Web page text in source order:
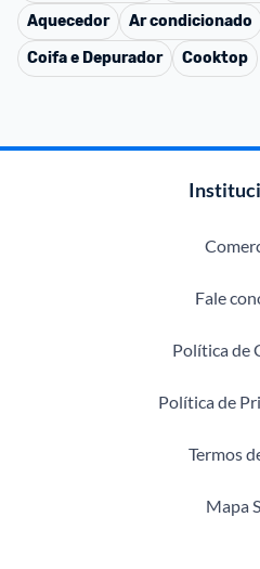
Aquecedor
Ar condicionado
Coifa e Depurador
Cooktop
Fale
Política de
Política de
Termos
Mapa